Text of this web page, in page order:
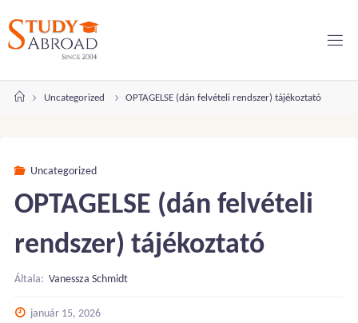
tartalomhoz
KezdőlapUncategorized OPTAGELSE (dán felvételi rendszer) tájékoztató
Uncategorized
OPTAGELSE (dán felvételi
rendszer) tájékoztató
Általa: Vanessza Schmidt
január 15, 2026